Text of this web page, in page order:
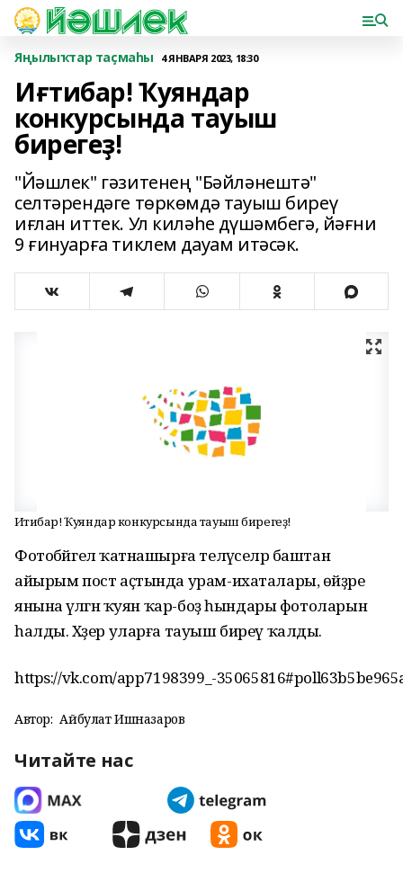
Яңылыҡтар таҫмаһы 4 ЯНВАРЯ 2023, 18:30
Иғтибар! Ҡуяндар
конкурсында тауыш
бирегеҙ!
"Йәшлек" гәзитенең "Бәйләнештә"
селтәрендәге төркөмдә тауыш биреү
иғлан иттек. Ул киләһе дүшәмбегә, йәғни
9 ғинуарға тиклем дауам итәсәк.
Иғтибар! Ҡуяндар конкурсында тауыш бирегеҙ!
Фотобәйгелә ҡатнашырға теләүселәр баштан
айырым пост аҫтында урам-ихаталары, өйҙәре
янына әүәләгән ҡуян ҡар-боҙ һындары фотоларын
һалды. Хәҙер уларға тауыш биреү ҡалды.
https://vk.com/app7198399_-
Автор: Айбулат Ишназаров
Читайте нас